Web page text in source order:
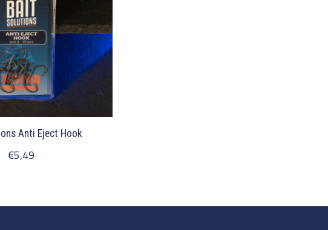
Anti Eject Hook
€5,49